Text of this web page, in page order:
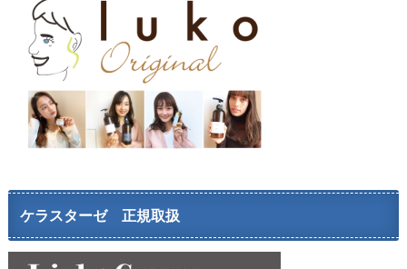
ケラスターゼ 正規取扱